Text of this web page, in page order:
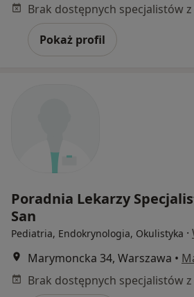
Pokaż profil
Poradnia Lekarzy
San
Pediatria, Endokrynologia, Okulistyka ·
Marymoncka 34, Warszawa •